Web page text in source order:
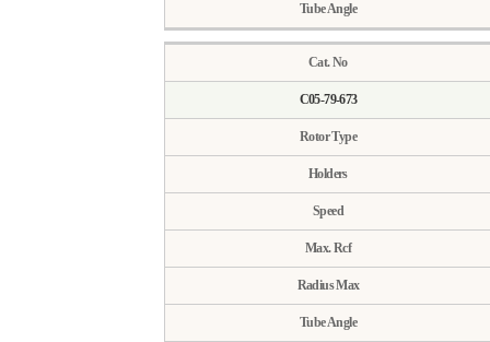
Tube Angle
Cat. No
C05-79-673
Rotor Type
Holders
Speed
Max. Rcf
Radius Max
Tube Angle